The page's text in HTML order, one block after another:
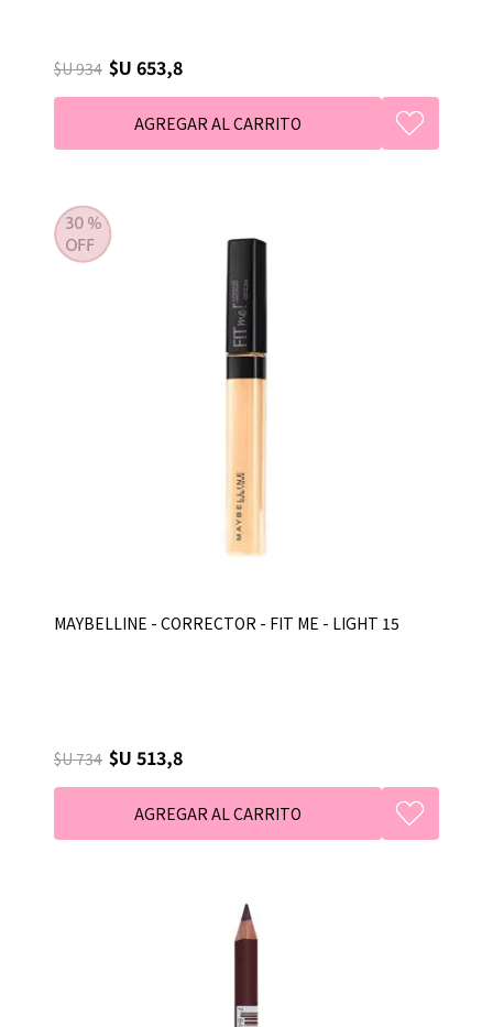
$U 934 $U 653,8
MAYBELLINE - CORRECTOR - FIT ME - LIGHT 15
$U 734 $U 513,8